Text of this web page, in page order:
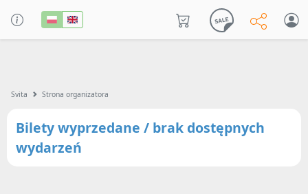
Svita Strona organizatora
Bilety wyprzedane / brak dostępnych
wydarzeń